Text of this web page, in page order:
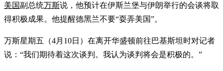
美国副总统万斯说，他预计在伊斯兰堡与伊朗举行的会谈将取
得积极成果。他提醒德黑兰不要“耍弄美国”。
万斯星期五（4月10日）在离开华盛顿前往巴基斯坦时对记者
说：“我们期待着这次谈判。我认为谈判将会是积极的。”